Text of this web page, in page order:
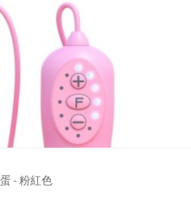
- 粉紅色